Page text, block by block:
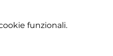
funzionali.